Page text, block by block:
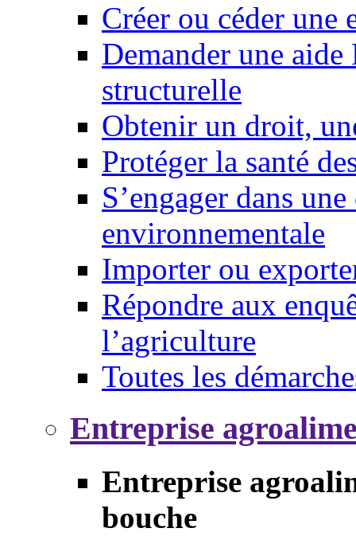
Créer ou céder une
Demander une
structurelle
Obtenir un droit,
Protéger la santé
S’engager dans
environnementale
Importer ou
Répondre aux
l’agriculture
Toutes les
Entreprise
Entreprise
bouche